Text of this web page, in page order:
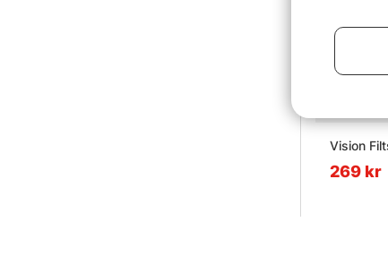
Vision
269 kr